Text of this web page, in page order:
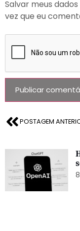
vez que eu